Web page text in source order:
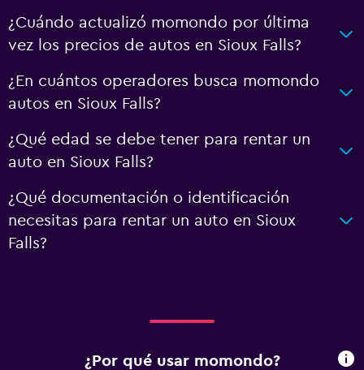
¿Cuándo actualizó momondo por última
vez los precios de autos en Sioux Falls?
¿En cuántos operadores busca momondo
autos en Sioux Falls?
¿Qué edad se debe tener para rentar un
auto en Sioux Falls?
¿Qué documentación o identificación
necesitas para rentar un auto en Sioux
Falls?
¿Por qué usar momondo?